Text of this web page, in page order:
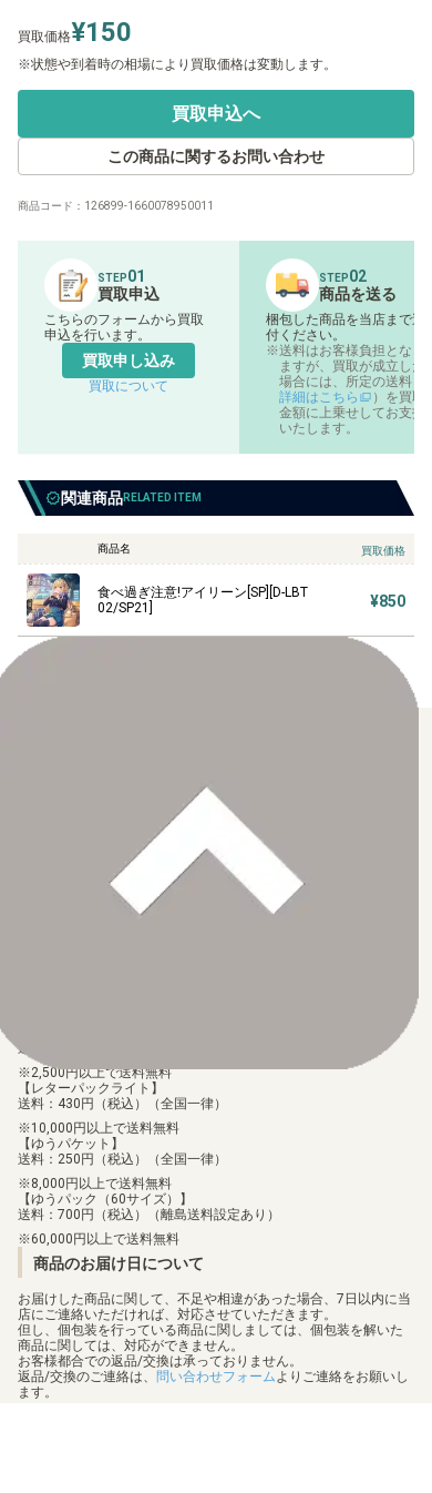
買取価格¥150
状態や到着時の相場により買取価格は変動します。
買取申込へ
この商品に関するお問い合わせ
商品コード： 126899-1660078950011
STEP01
買取申込
こちらのフォームから買取
申込を行います。
買取申し込み
買取について
STEP02
商品を送る
梱包した商品を当店まで送
付ください。
送料はお客様負担となり
ますが、買取が成立した
場合には、所定の送料（
詳細はこちら
）を買取
金額に上乗せしてお支払
いたします。
関連商品RELATED ITEM
商品名 買取価格
食べ過ぎ注意!アイリーン[SP][D-LBT
02/SP21]
¥850
各種ブランドのカードをご利用いただけます。
【Paidy（後払い/コンビニ払い）】
お支払後の在庫確保となりますため、お早めにお支払をお願いし
なお、お支払口座は、注文確認メールに記載しております。
振込手数料はお客様負担となります。
送料：100円（税込）（全国一律）
2,500円以上で送料無料
【レターパックライト】
送料：430円（税込）（全国一律）
10,000円以上で送料無料
【ゆうパケット】
送料：250円（税込）（全国一律）
8,000円以上で送料無料
【ゆうパック（60サイズ）】
送料：700円（税込）（離島送料設定あり）
60,000円以上で送料無料
商品のお届け日について
お届けした商品に関して、不足や相違があった場合、7日以内に当
店にご連絡いただければ、対応させていただきます。
但し、個包装を行っている商品に関しましては、個包装を解いた
商品に関しては、対応ができません。
お客様都合での返品/交換は承っておりません。
返品/交換のご連絡は、 問い合わせフォームよりご連絡をお願いし
ます。